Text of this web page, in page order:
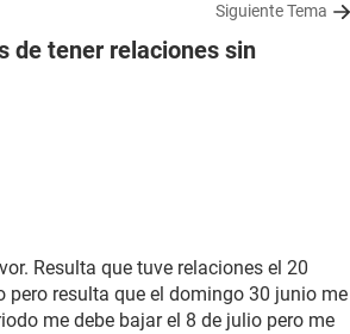
Siguiente Tema
de tener relaciones sin
Resulta que tuve relaciones el 20
resulta que el domingo 30 junio me
me debe bajar el 8 de julio pero me